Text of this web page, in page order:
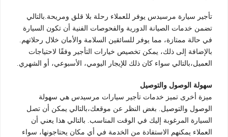
تأجير سيارة مرسيدس يوفر للعملاء رحلة بلا قلق ومريحة.بالتالي
تضمن خدمات الصيانة الدورية والفحوصات الفنية أن تكون السيارة
في حالة ممتازة، مما يوفر للسائقين السلامة والأمان خلال رحلاتهم.
بالإضافة إلى ذلك، يمكن تخصيص خيارات التأجير وفقًا لاحتياجات
العميل،بالتالي سواء كان ذلك للإيجار اليومي، الأسبوعي، أو الشهري.
سهولة الوصول والتوصيل
ميزة أخرى تميز خدمات تأجير سيارات مرسيدس هي سهولة
الوصول والتوصيل. بغض النظر عن موقعك،بالتالي يمكن أن تصل
السيارة المرغوبة إليك في الوقت المناسب. بالتالي هذا يعني أن
العملاء يمكنهم الاستفادة من الخدمة في أي مكان يحتاجونها، سواء